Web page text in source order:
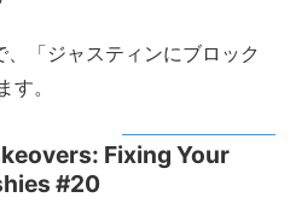
「ジャスティンにブロック
。
Fixing Your
#20